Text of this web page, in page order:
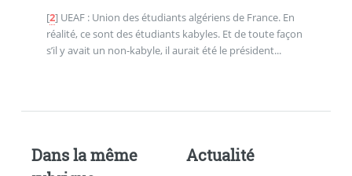
[2] UEAF : Union des étudiants algériens de France. En
réalité, ce sont des étudiants kabyles. Et de toute façon
s’il y avait un non-kabyle, il aurait été le président...
Dans la même
Actualité